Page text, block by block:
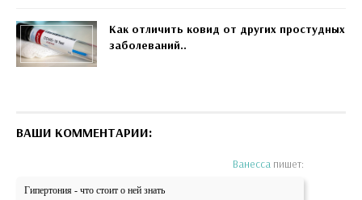
Как отличить ковид от других простудных
заболеваний..
ВАШИ КОММЕНТАРИИ:
Ванесса пишет:
Гипертония - что стоит о ней знать